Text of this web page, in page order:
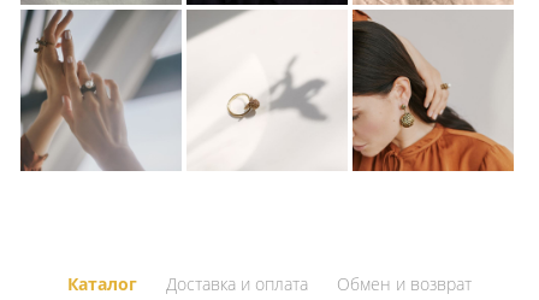
Каталог Доставка и оплата Обмен и возврат